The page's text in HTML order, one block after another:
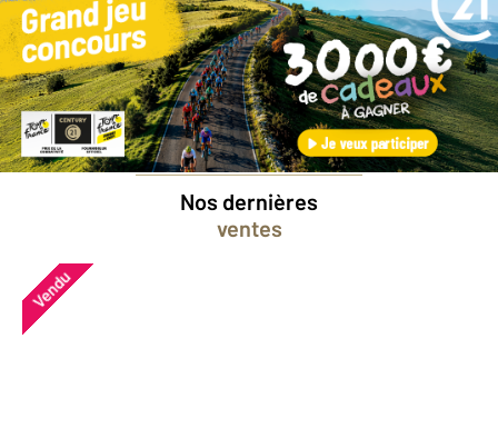
Besoin d'une estimation
gratuitepour votre bien ?
Prendre rendez-vous avec un professionnel
Nos dernières
ventes
Vendu